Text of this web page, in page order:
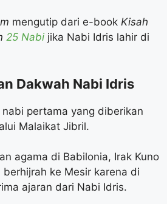
mengutip dari e-book Kisah
25 Nabi jika Nabi Idris lahir di
Dakwah Nabi Idris
pertama yang diberikan
Malaikat Jibril.
agama di Babilonia, Irak Kuno
ke Mesir karena di
ajaran dari Nabi Idris.